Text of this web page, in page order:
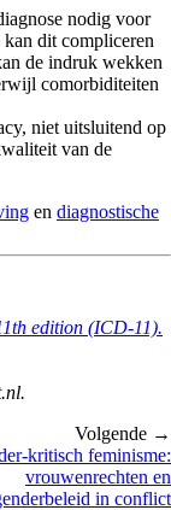
nodig voor
dit compliceren
de indruk wekken
comorbiditeiten
niet uitsluitend op
van de
en diagnostische
edition (ICD-11).
Volgende →
kritisch feminisme:
vrouwenrechten en
in conflict